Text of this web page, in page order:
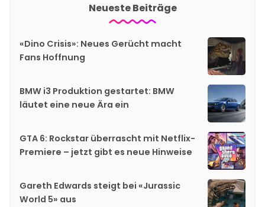
Neueste Beiträge
«Dino Crisis»: Neues Gerücht macht
Fans Hoffnung
BMW i3 Produktion gestartet: BMW
läutet eine neue Ära ein
GTA 6: Rockstar überrascht mit Netflix-
Premiere – jetzt gibt es neue Hinweise
Gareth Edwards steigt bei «Jurassic
World 5» aus